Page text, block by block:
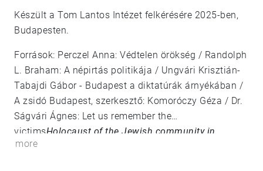
Készült a Tom Lantos Intézet felkérésére 2025-ben,
Budapesten.
Források: Perczel Anna: Védtelen örökség / Randolph
L. Braham: A népirtás politikája / Ungvári Krisztián-
Tabajdi Gábor - Budapest a diktatúrák árnyékában /
A zsidó Budapest, szerkesztő: Komoróczy Géza / Dr.
Ságvári Ágnes: Let us remember the
victimsHolocaust of the Jewish community in
Budapest
more